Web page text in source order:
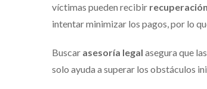
víctimas pueden recibir
intentar minimizar los pagos, por lo
Buscar asesoría legal asegura que
solo ayuda a superar los obstáculos